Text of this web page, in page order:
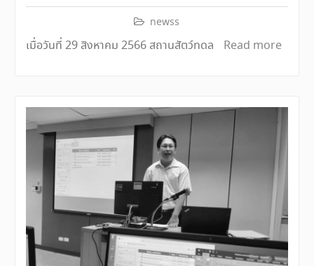
newss
เมื่อวันที่ 29 สิงหาคม 2566 สถานสัตว์ทดล Read more